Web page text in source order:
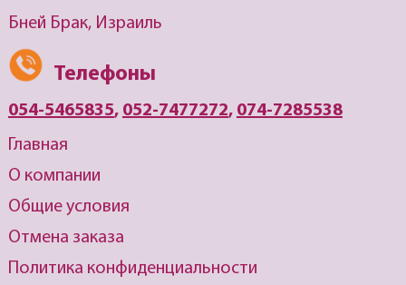
Бней Брак, Израиль
Телефоны
054-5465835, 052-7477272, 074-7285538
Главная
О компании
Общие условия
Отмена заказа
Политика конфиденциальности